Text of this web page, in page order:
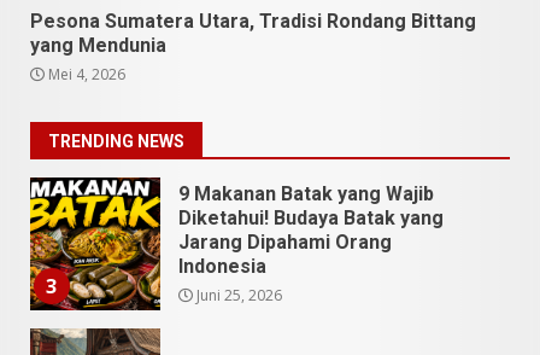
Pesona Sumatera Utara, Tradisi Rondang Bittang
yang Mendunia
Mei 4, 2026
TRENDING NEWS
3
4
Datu Batak: Misteri Tanah
Batak Terungkap!
Juni 11, 2026